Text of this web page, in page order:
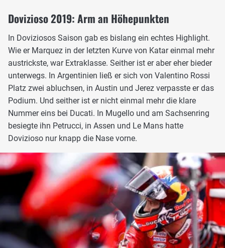
Dovizioso 2019: Arm an Höhepunkten
In Doviziosos Saison gab es bislang ein echtes Highlight.
Wie er Marquez in der letzten Kurve von Katar einmal mehr
austrickste, war Extraklasse. Seither ist er aber eher bieder
unterwegs. In Argentinien ließ er sich von Valentino Rossi
Platz zwei abluchsen, in Austin und Jerez verpasste er das
Podium. Und seither ist er nicht einmal mehr die klare
Nummer eins bei Ducati. In Mugello und am Sachsenring
besiegte ihn Petrucci, in Assen und Le Mans hatte
Dovizioso nur knapp die Nase vorne.